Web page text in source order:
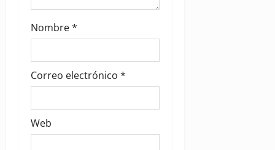
Nombre*
Correo electrónico *
Web